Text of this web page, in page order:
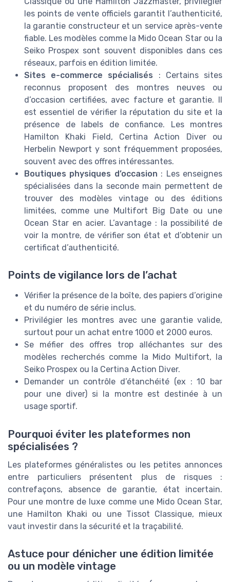
les points de vente officiels garantit l’authenticité,
la garantie constructeur et un service après-vente
fiable. Les modèles comme la Mido Ocean Star ou la
Seiko Prospex sont souvent disponibles dans ces
réseaux, parfois en édition limitée.
Sites e-commerce spécialisés : Certains sites
reconnus proposent des montres neuves ou
d’occasion certifiées, avec facture et garantie. Il
est essentiel de vérifier la réputation du site et la
présence de labels de confiance. Les montres
Hamilton Khaki Field, Certina Action Diver ou
Herbelin Newport y sont fréquemment proposées,
souvent avec des offres intéressantes.
Boutiques physiques d’occasion : Les enseignes
spécialisées dans la seconde main permettent de
trouver des modèles vintage ou des éditions
limitées, comme une Multifort Big Date ou une
Ocean Star en acier. L’avantage : la possibilité de
voir la montre, de vérifier son état et d’obtenir un
certificat d’authenticité.
Points de vigilance lors de l’achat
Vérifier la présence de la boîte, des papiers d’origine
et du numéro de série inclus.
Privilégier les montres avec une garantie valide,
surtout pour un achat entre 1000 et 2000 euros.
Se méfier des offres trop alléchantes sur des
modèles recherchés comme la Mido Multifort, la
Seiko Prospex ou la Certina Action Diver.
Demander un contrôle d’étanchéité (ex : 10 bar
pour une diver) si la montre est destinée à un
usage sportif.
Pourquoi éviter les plateformes non
spécialisées ?
Les plateformes généralistes ou les petites annonces
entre particuliers présentent plus de risques :
contrefaçons, absence de garantie, état incertain.
Pour une montre de luxe comme une Mido Ocean Star,
une Hamilton Khaki ou une Tissot Classique, mieux
vaut investir dans la sécurité et la traçabilité.
Astuce pour dénicher une édition limitée
ou un modèle vintage